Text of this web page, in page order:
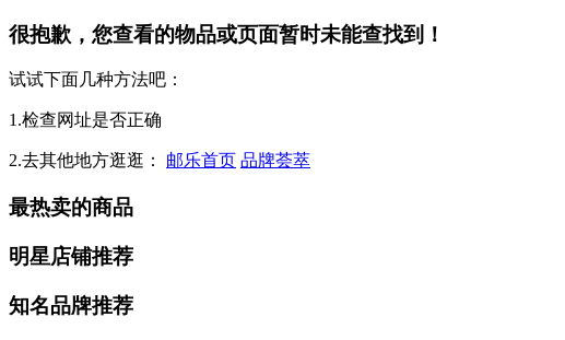
很抱歉，您查看的物品或页面暂时未能查找到！
试试下面几种方法吧：
1.检查网址是否正确
2.去其他地方逛逛： 邮乐首页 品牌荟萃
最热卖的商品
明星店铺推荐
知名品牌推荐